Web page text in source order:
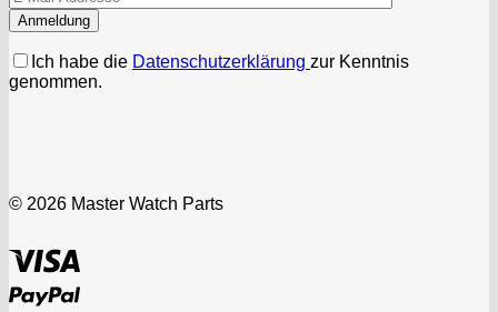
Ich habe die Datenschutzerklärung zur Kenntnis
genommen.
© 2026 Master Watch Parts
PayPal